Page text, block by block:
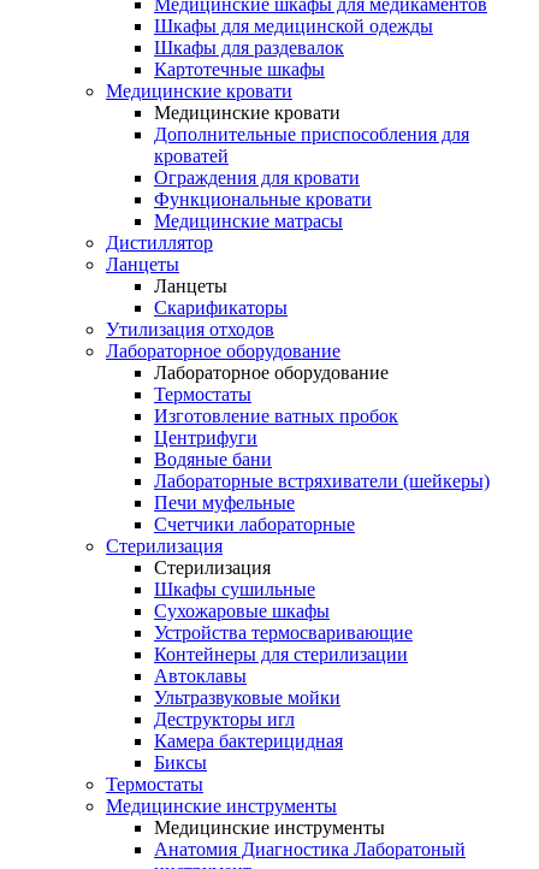
Медицинские шкафы для медикаментов
Шкафы для медицинской одежды
Шкафы для раздевалок
Картотечные шкафы
Медицинские кровати
Медицинские кровати
Дополнительные приспособления для
кроватей
Ограждения для кровати
Функциональные кровати
Медицинские матрасы
Дистиллятор
Ланцеты
Ланцеты
Скарификаторы
Утилизация отходов
Лабораторное оборудование
Лабораторное оборудование
Термостаты
Изготовление ватных пробок
Центрифуги
Водяные бани
Лабораторные встряхиватели (шейкеры)
Печи муфельные
Счетчики лабораторные
Стерилизация
Стерилизация
Шкафы сушильные
Сухожаровые шкафы
Устройства термосваривающие
Контейнеры для стерилизации
Автоклавы
Ультразвуковые мойки
Деструкторы игл
Камера бактерицидная
Биксы
Термостаты
Медицинские инструменты
Медицинские инструменты
Анатомия Диагностика Лаборатоный